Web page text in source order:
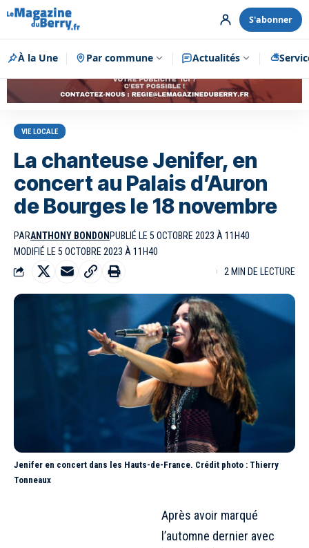
S'abonner
À la Une Par commune Actualités
Publicité
VIE LOCALE
La chanteuse Jenifer, en
concert au Palais d’Auron
de Bourges le 18 novembre
PARANTHONY BONDON PUBLIÉ LE 5 OCTOBRE 2023 À 11H40
MODIFIÉ LE 5 OCTOBRE 2023 À 11H40
2 MIN DE LECTURE
Jenifer en concert dans les Hauts-de-France. Crédit photo : Thierry
Tonneaux
Après avoir marqué
l’automne dernier avec